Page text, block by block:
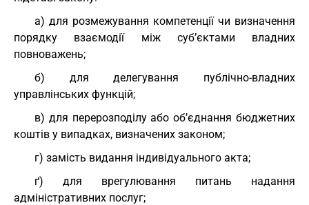
а) для розмежування компетенції чи визначення
порядку взаємодії між суб’єктами владних
повноважень;
б) для делегування публічно-владних
управлінських функцій;
в) для перерозподілу або об’єднання бюджетних
коштів у випадках, визначених законом;
г) замість видання індивідуального акта;
ґ) для врегулювання питань надання
адміністративних послуг;